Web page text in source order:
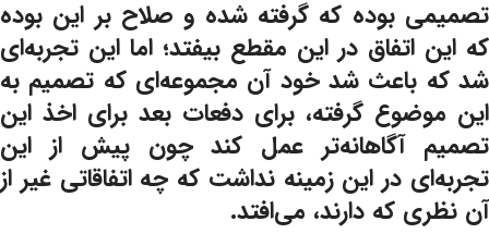
تصمیمی بوده که گرفته شده و صلاح بر این بوده
که این اتفاق در این مقطع بیفتد؛ اما این تجربه‌ای
شد که باعث شد خود آن مجموعه‌ای که تصمیم به
این موضوع گرفته، برای دفعات بعد برای اخذ این
تصمیم آگاهانه‌تر عمل کند چون پیش از این
تجربه‌ای در این زمینه نداشت که چه اتفاقاتی غیر از
آن نظری که دارند، می‌افتد.